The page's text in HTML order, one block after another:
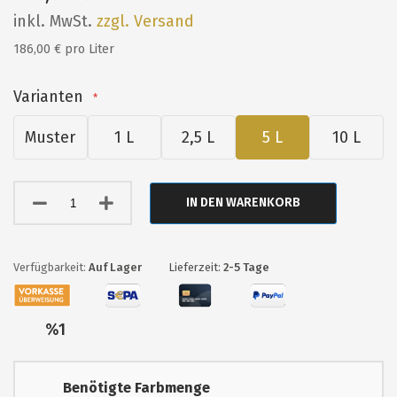
inkl. MwSt. zzgl. Versand
186,00 € pro Liter
Varianten
Muster 1 L 2,5 L 5 L 10 L
IN DEN WARENKORB
Auf Lager Lieferzeit: 2-5 Tage
%1
Benötigte Farbmenge